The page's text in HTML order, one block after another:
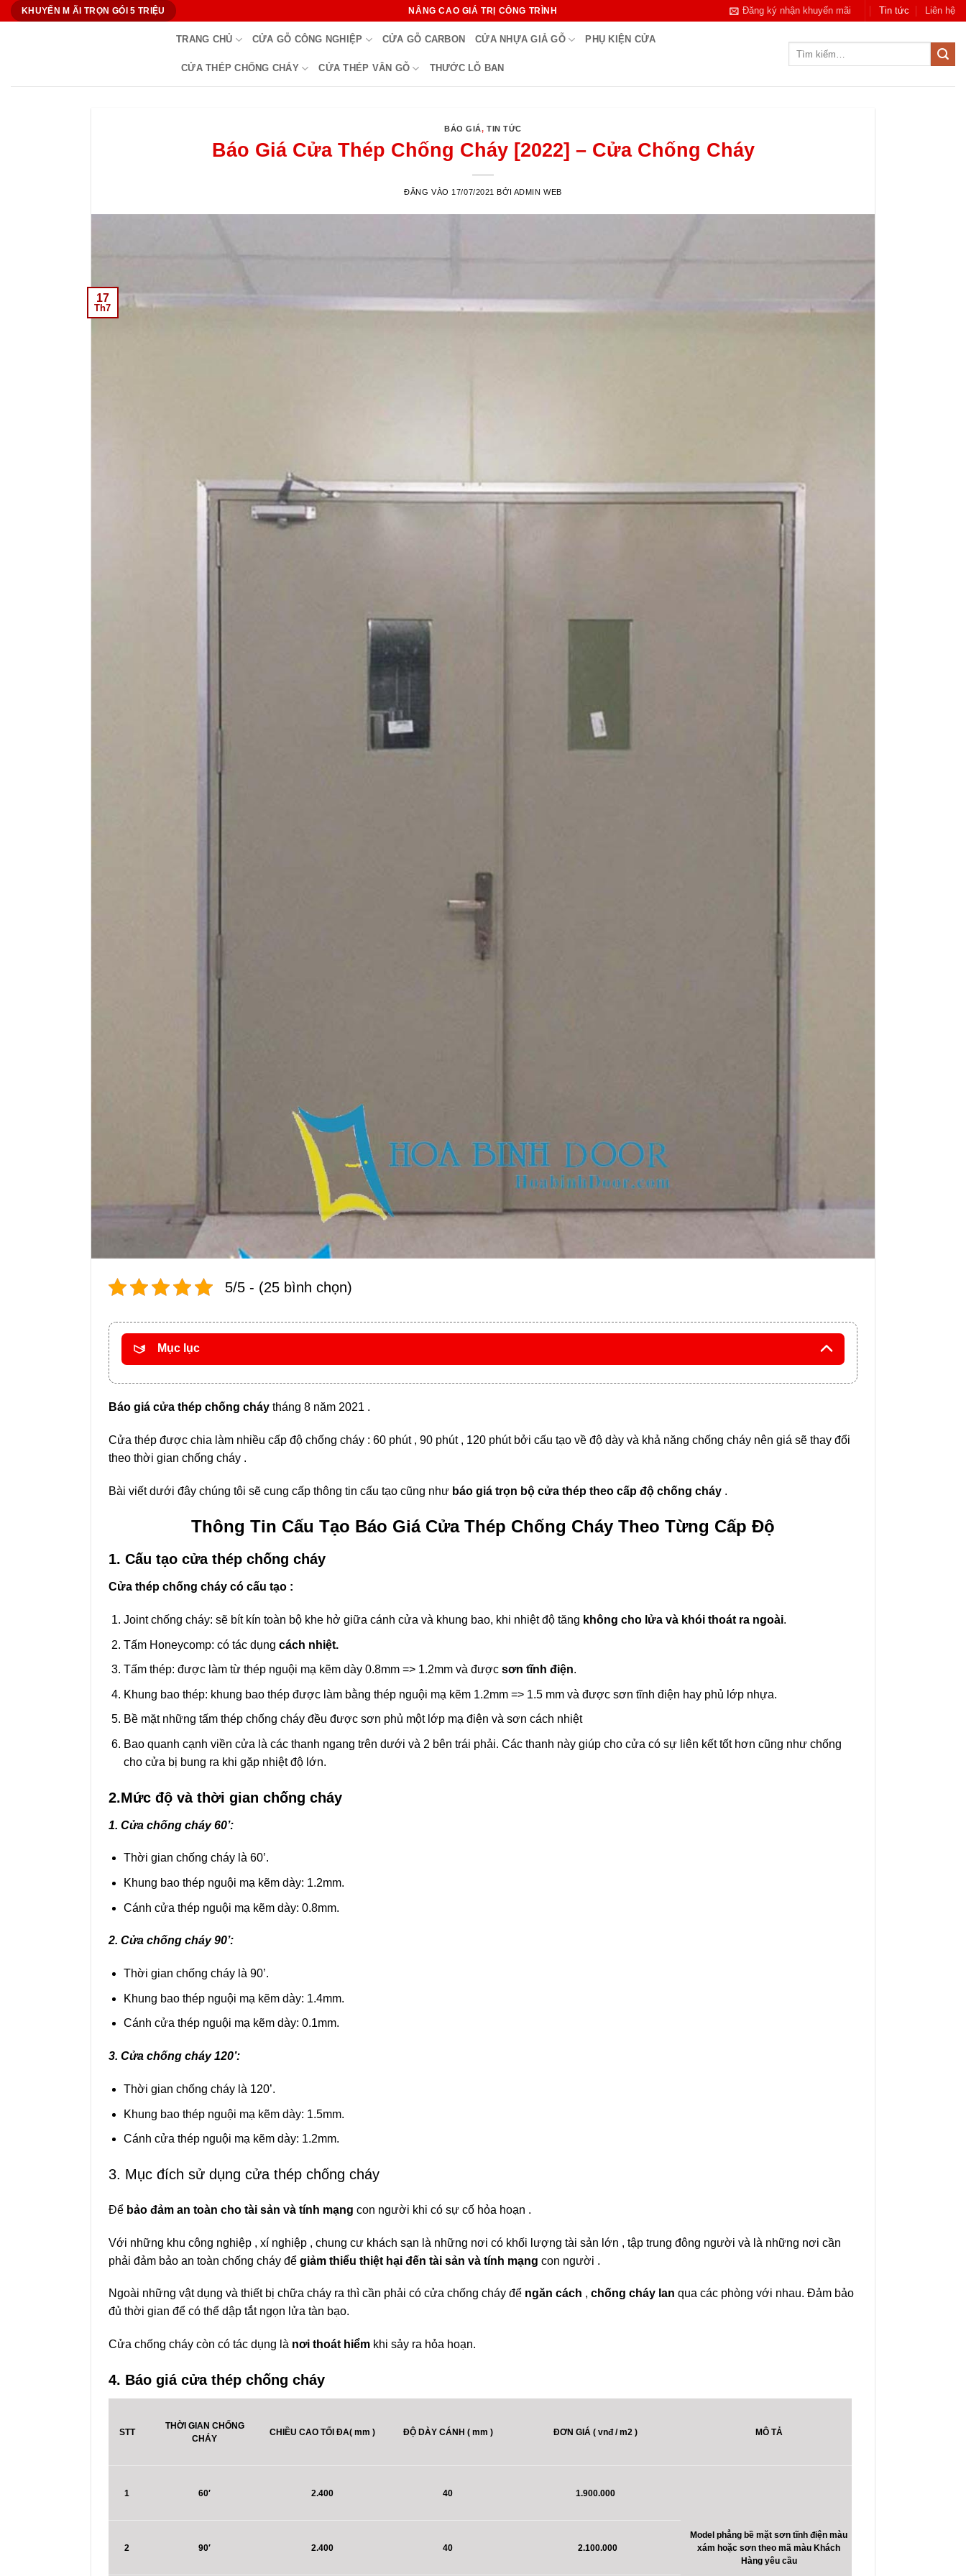
Bỏ
KHUYẾN M ÃI TRỌN GÓI 5 TRIỆU NÂNG CAO GIÁ TRỊ CÔNG TRÌNH Đăng ký nhận khuyến mãi Tin tức Liên hệ
TRANG CHỦ CỬA GỖ CÔNG NGHIỆP CỬA GỖ CARBON CỬA NHỰA GIẢ GỖ PHỤ KIỆN CỬA
CỬA THÉP CHỐNG CHÁY CỬA THÉP VÂN GỖ THƯỚC LỖ BAN
BÁO GIÁ,TIN TỨC
Báo Giá Cửa Thép Chống Cháy [2022] – Cửa Chống Cháy
ĐĂNG VÀO 17/07/2021 BỞI ADMIN WEB
17
Th7
5/5 - (25 bình chọn)
Mục lục
Báo giá cửa thép chống cháy tháng 8 năm 2021 .
Cửa thép được chia làm nhiều cấp độ chống cháy : 60 phút , 90 phút , 120 phút bởi cấu tạo về độ dày và khả năng chống cháy nên giá sẽ thay đổi
theo thời gian chống cháy .
Bài viết dưới đây chúng tôi sẽ cung cấp thông tin cấu tạo cũng như báo giá trọn bộ cửa thép theo cấp độ chống cháy .
Thông Tin Cấu Tạo Báo Giá Cửa Thép Chống Cháy Theo Từng Cấp Độ
1. Cấu tạo cửa thép chống cháy
Cửa thép chống cháy có cấu tạo :
Joint chống cháy: sẽ bít kín toàn bộ khe hở giữa cánh cửa và khung bao, khi nhiệt độ tăng không cho lửa và khói thoát ra ngoài.
Tấm Honeycomp: có tác dụng cách nhiệt.
Tấm thép: được làm từ thép nguội mạ kẽm dày 0.8mm => 1.2mm và được sơn tĩnh điện.
Khung bao thép: khung bao thép được làm bằng thép nguội mạ kẽm 1.2mm => 1.5 mm và được sơn tĩnh điện hay phủ lớp nhựa.
Bề mặt những tấm thép chống cháy đều được sơn phủ một lớp mạ điện và sơn cách nhiệt
Bao quanh cạnh viền cửa là các thanh ngang trên dưới và 2 bên trái phải. Các thanh này giúp cho cửa có sự liên kết tốt hơn cũng như chống
cho cửa bị bung ra khi gặp nhiệt độ lớn.
2.Mức độ và thời gian chống cháy
1. Cửa chống cháy 60’:
Thời gian chống cháy là 60’.
Khung bao thép nguội mạ kẽm dày: 1.2mm.
Cánh cửa thép nguội mạ kẽm dày: 0.8mm.
2. Cửa chống cháy 90’:
Thời gian chống cháy là 90’.
Khung bao thép nguội mạ kẽm dày: 1.4mm.
Cánh cửa thép nguội mạ kẽm dày: 0.1mm.
3. Cửa chống cháy 120’:
Thời gian chống cháy là 120’.
Khung bao thép nguội mạ kẽm dày: 1.5mm.
Cánh cửa thép nguội mạ kẽm dày: 1.2mm.
3. Mục đích sử dụng cửa thép chống cháy
Để bảo đảm an toàn cho tài sản và tính mạng con người khi có sự cố hỏa hoạn .
Với những khu công nghiệp , xí nghiệp , chung cư khách sạn là những nơi có khối lượng tài sản lớn , tập trung đông người và là những nơi cần
phải đảm bảo an toàn chống cháy để giảm thiểu thiệt hại đến tài sản và tính mạng con người .
Ngoài những vật dụng và thiết bị chữa cháy ra thì cần phải có cửa chống cháy để ngăn cách , chống cháy lan qua các phòng với nhau. Đảm bảo
đủ thời gian để có thể dập tắt ngọn lửa tàn bạo.
Cửa chống cháy còn có tác dụng là nơi thoát hiểm khi sảy ra hỏa hoạn.
4. Báo giá cửa thép chống cháy
STT
THỜI GIAN CHỐNG
CHÁY
CHIỀU CAO TỐI ĐA( mm ) ĐỘ DÀY CÁNH ( mm ) ĐƠN GIÁ ( vnđ / m2 ) MÔ TẢ
1 60′ 2.400 40 1.900.000
Model phẳng bề mặt sơn tĩnh điện màu
xám hoặc sơn theo mã màu Khách
Hàng yêu cầu
2 90′ 2.400 40 2.100.000